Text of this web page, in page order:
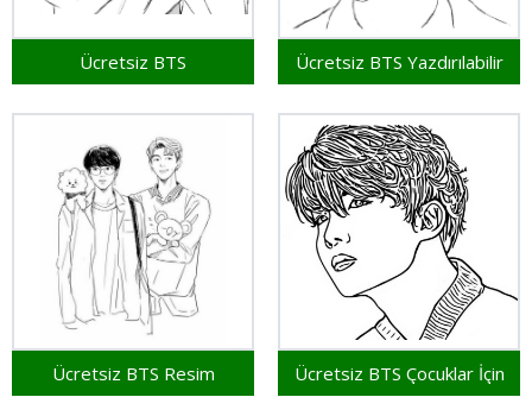
Ücretsiz BTS Ücretsiz BTS Yazdırılabilir
Ücretsiz BTS Resim Ücretsiz BTS Çocuklar İçin